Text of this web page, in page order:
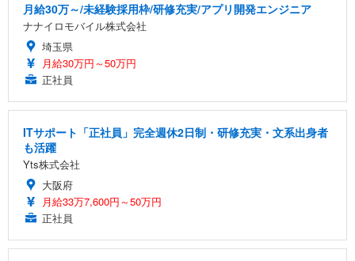
月給30万～/未経験採用枠/研修充実/アプリ開発エンジニア
ナナイロモバイル株式会社
埼玉県
月給30万円～50万円
正社員
ITサポート「正社員」完全週休2日制・研修充実・文系出身者
も活躍
Yts株式会社
大阪府
月給33万7,600円～50万円
正社員